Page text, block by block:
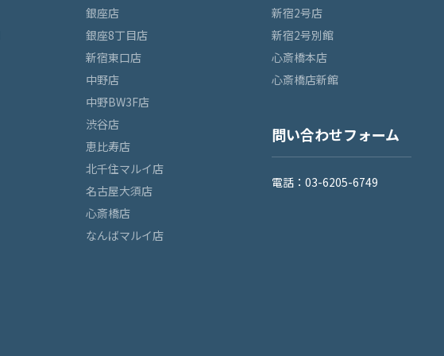
銀座店
銀座8丁目店
新宿東口店
中野店
中野BW3F店
渋谷店
恵比寿店
北千住マルイ店
名古屋大須店
心斎橋店
なんばマルイ店
新宿2号店
新宿2号別館
心斎橋本店
心斎橋店新館
問い合わせフォーム
電話：03-6205-6749